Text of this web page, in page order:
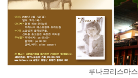
루나크리스마스